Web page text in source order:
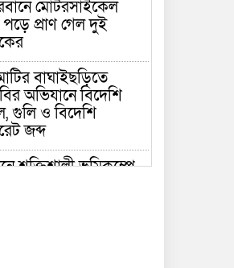
মোটরসাইকেল
পড়ে প্রাণ গেল দুই
বাঘাইছড়িতে
অভিযানে বিদেশি
গুলি ও বিদেশি
জব্দ
শক্তিশালী ভূমিকম্পে